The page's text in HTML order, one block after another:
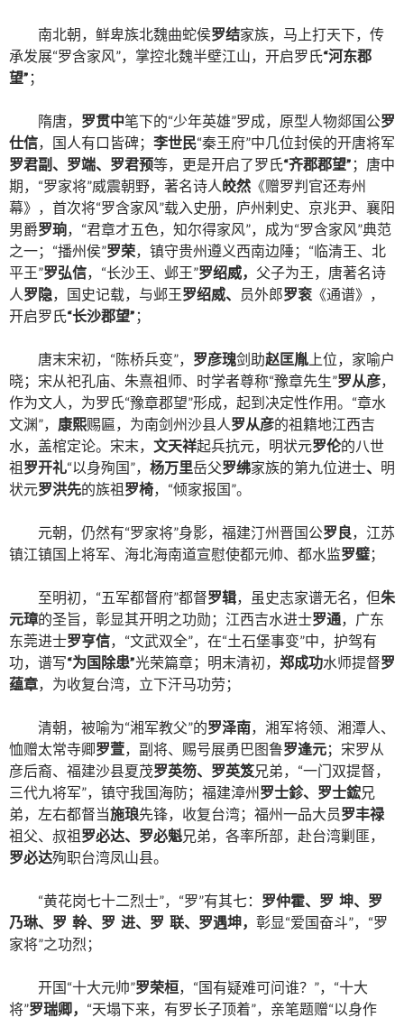
南北朝，鲜卑族北魏曲蛇侯罗结家族，马上打天下，传
承发展“罗含家风”，掌控北魏半壁江山，开启罗氏“河东郡
望” ；
隋唐， 罗贯中笔下的“少年英雄”罗成，原型人物郯国公罗
仕信，国人有口皆碑； 李世民“秦王府”中几位封侯的开唐将军
罗君副、罗端、罗君预等，更是开启了罗氏“齐郡郡望” ；唐中
期， “罗家将”威震朝野，著名诗人皎然 《赠罗判官还寿州
幕》，首次将“罗含家风”载入史册，庐州剌史、京兆尹、襄阳
男爵罗珦， “君章才五色，知尔得家风”，成为“罗含家风”典范
之一； “播州侯”罗荣，镇守贵州遵义西南边陲； “临清王、北
平王”罗弘信， “长沙王、邺王”罗绍威， 父子为王，唐著名诗
人罗隐，国史记载，与邺王罗绍威、 员外郎罗衮 《通谱》，
开启罗氏“长沙郡望” ；
唐末宋初， “陈桥兵变”， 罗彦瑰剑助赵匡胤 上位，家喻户
晓；宋从祀孔庙、朱熹祖师、时学者尊称“豫章先生”罗从彦，
作为文人，为罗氏“豫章郡望”形成，起到决定性作用。 “章水
文渊”， 康熙赐匾，为南剑州沙县人罗从彦的祖籍地江西吉
水，盖棺定论。宋末， 文天祥起兵抗元，明状元罗伦的八世
祖罗开礼“以身殉国”， 杨万里岳父罗绋家族的第九位进士、 明
状元罗洪先的族祖罗椅， “倾家报国”。
元朝，仍然有“罗家将”身影，福建汀州晋国公罗良，江苏
镇江镇国上将军、海北海南道宣慰使都元帅、都水监罗璧；
至明初， “五军都督府”都督罗辑，虽史志家谱无名，但朱
元璋的圣旨，彰显其开明之功勋；江西吉水进士罗通，广东
东莞进士罗亨信， “文武双全”，在“土石堡事变”中，护驾有
功，谱写“为国除患”光荣篇章；明末清初， 郑成功水师提督罗
蕴章，为收复台湾，立下汗马功劳；
清朝，被喻为“湘军教父”的罗泽南，湘军将领、湘潭人、
恤赠太常寺卿罗萱，副将、赐号展勇巴图鲁罗逢元；宋罗从
彦后裔、福建沙县夏茂罗英笏、罗英笈兄弟， “一门双提督，
三代九将军”，镇守我国海防；福建漳州罗士鉁、罗士鋐兄
弟，左右都督当施琅先锋，收复台湾；福州一品大员罗丰禄
祖父、叔祖罗必达、罗必魁兄弟，各率所部，赴台湾剿匪，
罗必达殉职台湾凤山县。
“黄花岗七十二烈士”， “罗”有其七： 罗仲霍、罗 坤、罗
乃琳、罗 幹、罗 进、罗 联、罗遇坤， 彰显“爱国奋斗”， “罗
家将”之功烈；
开国“十大元帅”罗荣桓， “国有疑难可问谁？ ”， “十大
将”罗瑞卿， “天塌下来，有罗长子顶着”，亲笔题赠“以身作